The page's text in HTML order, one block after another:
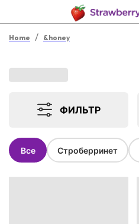
Home / &honey
ФИЛЬТР
Все Строберринет